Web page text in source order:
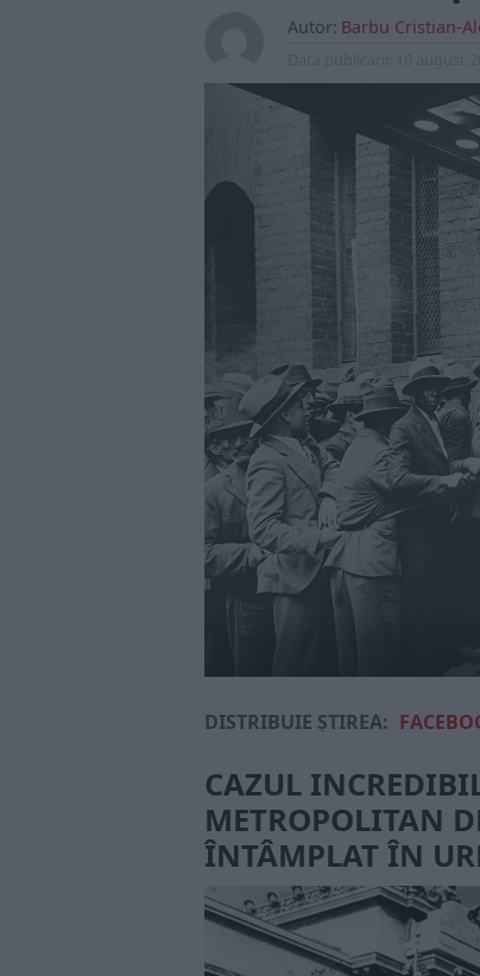
Autor: Barbu Cristian-
DISTRIBUIE ȘTIREA:
CAZUL
METROPOLITAN
ÎNTÂMPLAT ÎN